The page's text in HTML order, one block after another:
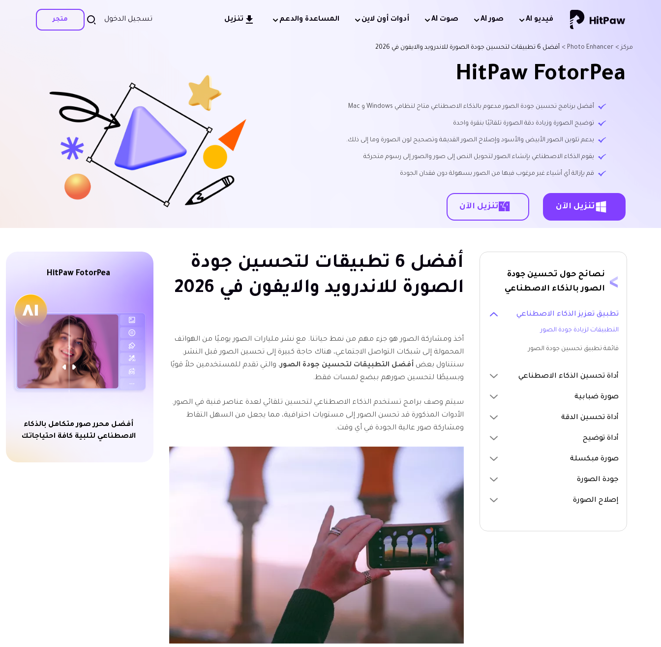
تسجيل الدخول متجر فيديو Al صور AI صوت AI أدوات أون لاين المساعدة والدعم تنزيل
مركز > Photo Enhancer > أفضل 6 تطبيقات لتحسين جودة الصورة للاندرويد والايفون في 2026
HitPaw FotorPea
أفضل برنامج تحسين جودة الصور مدعوم بالذكاء الاصطناعي متاح لنظامي Windows و Mac
توضيح الصورة وزيادة دقة الصورة تلقائيًا بنقرة واحدة
يدعم تلوين الصور الأبيض والأسود وإصلاح الصور القديمة وتصحيح لون الصورة وما إلى ذلك.
يقوم الذكاء الاصطناعي بإنشاء الصور لتحويل النص إلى صور والصور إلى رسوم متحركة
قم بإزالة أي أشياء غير مرغوب فيها من الصور بسهولة دون فقدان الجودة
تنزيل الآن تنزيل الآن
نصائح حول تحسين جودة
الصور بالذكاء الاصطناعي
تطبيق تعزيز الذكاء الاصطناعي
التطبيقات لزيادة جودة الصور
قائمة تطبيق تحسين جودة الصور
أداة تحسين الذكاء الاصطناعي
صورة ضبابية
أداة تحسين الدقة
أداة توضيح
صورة مبكسلة
جودة الصورة
إصلاح الصورة
أفضل 6 تطبيقات لتحسين جودة
الصورة للاندرويد والايفون في 2026
أخذ ومشاركة الصور هو جزء مهم من نمط حياتنا. مع نشر مليارات الصور يوميًا من الهواتف
المحمولة إلى شبكات التواصل الاجتماعي، هناك حاجة كبيرة إلى تحسين الصور قبل النشر.
سنتناول بعض أفضل التطبيقات لتحسين جودة الصور، والتي تقدم للمستخدمين حلاً قويًا
وبسيطًا لتحسين صورهم ببضع لمسات فقط.
سيتم وصف برامج تستخدم الذكاء الاصطناعي لتحسين تلقائي لعدة عناصر فنية في الصور.
الأدوات المذكورة قد تحسن الصور إلى مستويات احترافية، مما يجعل من السهل التقاط
ومشاركة صور عالية الجودة في أي وقت.
HitPaw FotorPea
أفضل محرر صور متكامل بالذكاء
الاصطناعي لتلبية كافة احتياجاتك